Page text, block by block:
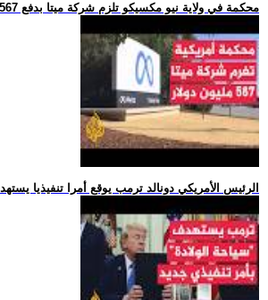
.. محكمة في ولاية نيو مكسيكو تلزم شركة ميتا بدفع 567 مليون دولا
.. الرئيس الأمريكي دونالد ترمب يوقع أمرا تنفيذيا